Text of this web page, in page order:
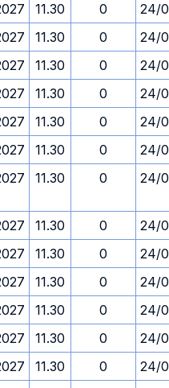
11.30 0
24/
11.30 0
24/
11.30 0
24/
11.30 0
24/
11.30 0
24/
11.30 0
24/
11.30 0 24/
11.30 0
24/
11.30 0
24/
11.30 0
24/
11.30 0
24/
11.30 0
24/
11.30 0
24/